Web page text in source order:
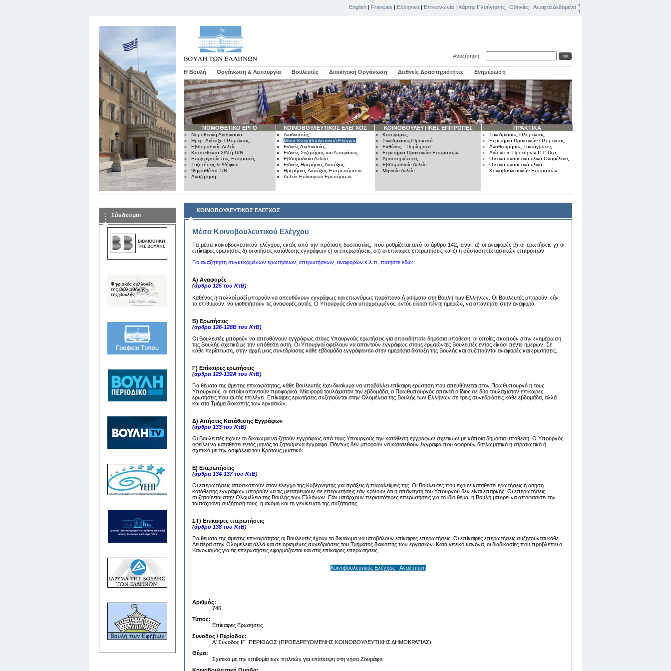
English | Français | Ελληνικά | Επικοινωνία | Χάρτης Πλοήγησης | Οδηγίες | Ανοιχτά Δεδομένα
Αναζήτηση
Η Βουλή Οργάνωση & Λειτουργία Βουλευτές Διοικητική Οργάνωση Διεθνείς Δραστηριότητες Ενημέρωση
ΝΟΜΟΘΕΤΙΚΟ ΕΡΓΟ
Νομοθετική Διαδικασία
Ημερ. Διάταξη Ολομέλειας
Εβδομαδιαίο Δελτίο
Κατατεθέντα Σ/Ν ή Π/Ν
Επεξεργασία στις Επιτροπές
Συζητήσεις & Ψήφιση
Ψηφισθέντα Σ/Ν
Αναζήτηση
ΚΟΙΝΟΒΟΥΛΕΥΤΙΚΟΣ ΕΛΕΓΧΟΣ
Διαδικασίες
Μέσα Κοινοβουλευτικού Ελέγχου
Ειδικές Διαδικασίες
Ειδικές Συζητήσεις και Αποφάσεις
Εβδομαδιαίο Δελτίο
Ειδικές Ημερήσιες Διατάξεις
Ημερήσιες Διατάξεις Επερωτήσεων
Δελτίο Επίκαιρων Ερωτήσεων
ΚΟΙΝΟΒΟΥΛΕΥΤΙΚΕΣ ΕΠΙΤΡΟΠΕΣ
Κατηγορίες
Συνεδριάσεις/Πρακτικά
Εκθέσεις - Πορίσματα
Ευρετήρια Πρακτικών Επιτροπών
Δραστηριότητες
Εβδομαδιαίο Δελτίο
Μηνιαίο Δελτίο
ΠΡΑΚΤΙΚΑ
Συνεδριάσεις Ολομέλειας
Ευρετήρια Πρακτικών Ολομέλειας
Αναθεωρήσεις Συντάγματος
Διάσκεψη Προέδρων ΙΣΤ' Περ.
Οπτικο-ακουστικό υλικό Ολομέλειας
Οπτικο-ακουστικό υλικό
Κοινοβουλευτικών Επιτροπών
Σύνδεσμοι
ΚΟΙΝΟΒΟΥΛΕΥΤΙΚΟΣ ΕΛΕΓΧΟΣ
Μέσα Κοινοβουλευτικού Ελέγχου
Tα μέσα κoινoβoυλευτικoύ ελέγχoυ, εκτός από την πρόταση δυσπιστίας, πoυ ρυθμίζεται από τo άρθρo 142, είναι: α) oι αναφoρές β) oι ερωτήσεις γ) oι
επίκαιρες ερωτήσεις δ) oι αιτήσεις κατάθεσης εγγράφων ε) oι επερωτήσεις, στ) oι επίκαιρες επερωτήσεις και ζ) η σύσταση εξεταστικών επιτροπών.
Για αναζήτηση συγκεκριμένων ερωτήσεων, επερωτήσεων, αναφορών κ.λ.π, πατήστε εδώ:
Α) Αναφορές
(άρθρο 125 του ΚτΒ)
Καθένας ή πολλοί μαζί μπορούν να απευθύνουν εγγράφως και επωνύμως παράπονα ή αιτήματα στη Βουλή των Ελλήνων. Οι Βουλευτές μπορούν, εάν
το επιθυμούν, να υιοθετήσουν τις αναφορές αυτές. Ο Υπουργός είναι υποχρεωμένος, εντός είκοσι πέντε ημερών, να απαντήσει στην αναφορά.
Β) Ερωτήσεις
(άρθρα 126-128Β του ΚτΒ)
Οι Βουλευτές μπορούν να απευθύνουν εγγράφως στους Υπουργούς ερωτήσεις για οποιαδήποτε δημόσια υπόθεση, οι οποίες σκοπούν στην ενημέρωση
της Βουλής σχετικά με την υπόθεση αυτή. Οι Υπουργοί οφείλουν να απαντούν εγγράφως στους ερωτώντες Βουλευτές εντός είκοσι πέντε ημερών. Σε
κάθε περίπτωση, στην αρχή μιας συνεδρίασης κάθε εβδομάδα εγγράφονται στην ημερήσια διάταξη της Βουλής και συζητούνται αναφορές και ερωτήσεις.
Γ) Επίκαιρες ερωτήσεις
(άρθρα 129-132Α του ΚτΒ)
Για θέματα της άμεσης επικαιρότητας, κάθε Βουλευτής έχει δικαίωμα να υποβάλλει επίκαιρη ερώτηση που απευθύνεται στον Πρωθυπουργό ή τους
Υπουργούς, οι οποίοι απαντούν προφορικά. Μία φορά τουλάχιστον την εβδομάδα, ο Πρωθυπουργός απαντά ο ίδιος σε δύο τουλάχιστον επίκαιρες
ερωτήσεις που αυτός επιλέγει. Επίκαιρες ερωτήσεις συζητούνται στην Ολομέλεια της Βουλής των Ελλήνων σε τρεις συνεδριάσεις κάθε εβδομάδα, αλλά
και στο Τμήμα διακοπής των εργασιών.
Δ) Αιτήσεις Κατάθεσης Εγγράφων
(άρθρο 133 του ΚτΒ)
Οι Βουλευτές έχουν το δικαίωμα να ζητούν εγγράφως από τους Υπουργούς την κατάθεση εγγράφων σχετικών με κάποια δημόσια υπόθεση. Ο Υπουργός
οφείλει να καταθέσει εντός μηνός τα ζητούμενα έγγραφα. Πάντως δεν μπορούν να κατατεθούν έγγραφα που αφορούν διπλωματικό ή στρατιωτικό ή
σχετικό με την ασφάλεια του Κράτους μυστικό.
Ε) Επερωτήσεις
(άρθρα 134-137 του ΚτΒ)
Οι επερωτήσεις αποσκοπούν στον έλεγχο της Κυβέρνησης για πράξεις ή παραλείψεις της. Οι Βουλευτές που έχουν καταθέσει ερωτήσεις ή αίτηση
κατάθεσης εγγράφων μπορούν να τις μετατρέψουν σε επερωτήσεις εάν κρίνουν ότι η απάντηση του Υπουργού δεν είναι επαρκής. Οι επερωτήσεις
συζητούνται στην Ολομέλεια της Βουλής των Ελλήνων. Εάν υπάρχουν περισσότερες επερωτήσεις για το ίδιο θέμα, η Βουλή μπορεί να αποφασίσει την
ταυτόχρονη συζήτησή τους, ή ακόμη και τη γενίκευση της συζήτησης.
ΣΤ) Επίκαιρες επερωτήσεις
(άρθρο 138 του ΚτΒ)
Για θέματα της άμεσης επικαιρότητας οι Βουλευτές έχουν το δικαίωμα να υποβάλουν επίκαιρες επερωτήσεις. Οι επίκαιρες επερωτήσεις συζητούνται κάθε
Δευτέρα στην Ολομέλεια αλλά και σε ορισμένες συνεδριάσεις του Τμήματος διακοπής των εργασιών. Κατά γενικό κανόνα, οι διαδικασίες που προβλέπει ο
Κανονισμός για τις επερωτήσεις εφαρμόζονται και στις επίκαιρες επερωτήσεις.
Κοινοβουλευτικός Ελέγχος - Αναζήτηση
Αριθμός:
746
Τύπος:
Επίκαιρες Ερωτήσεις
Συνοδος / Περίοδος:
Α' Σύνοδος ΙΓ΄ ΠΕΡΙΟΔΟΣ (ΠΡΟΕΔΡΕΥΟΜΕΝΗΣ ΚΟΙΝΟΒΟΥΛΕΥΤΙΚΗΣ ΔΗΜΟΚΡΑΤΙΑΣ)
Θέμα:
Σχετικά με την επιθυμία των πολιτών για επίσκεψη στη νήσο Ζουράφα